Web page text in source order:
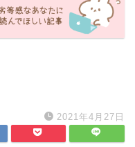
2021年4月27日